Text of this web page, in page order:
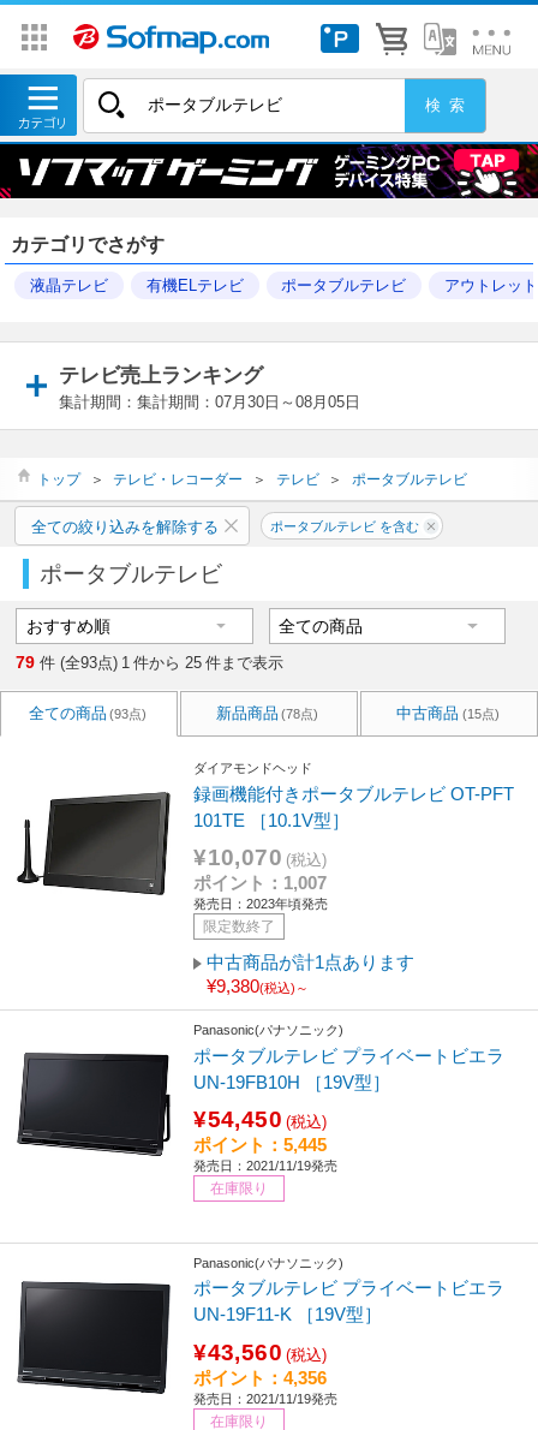
カテゴリでさがす
液晶テレビ 有機ELテレビ ポータブルテレビ アウトレッ
テレビ売上ランキング
集計期間：集計期間：07月30日～08月05日
トップ ＞ テレビ・レコーダー ＞ テレビ ＞ ポータブルテレビ
全ての絞り込みを解除する ポータブルテレビ を含む
ポータブルテレビ
79 件 (全93点) 1 件から 25 件まで表示
全ての商品 (93点) 新品商品 (78点) 中古商品 (15点)
ダイアモンドヘッド
録画機能付きポータブルテレビ OT-PFT
101TE ［10.1V型］
¥10,070 (税込)
ポイント：1,007
発売日：2023年頃発売
限定数終了
中古商品が計1点あります
¥9,380(税込)～
Panasonic(パナソニック)
ポータブルテレビ プライベートビエラ
UN-19FB10H ［19V型］
¥54,450 (税込)
ポイント：5,445
発売日：2021/11/19発売
在庫限り
Panasonic(パナソニック)
ポータブルテレビ プライベートビエラ
UN-19F11-K ［19V型］
¥43,560 (税込)
ポイント：4,356
発売日：2021/11/19発売
在庫限り